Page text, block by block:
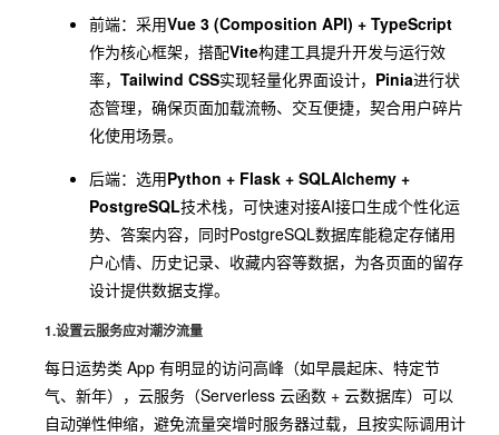
分享社
交
享至微信好友、朋友
圈、群聊；设置分享广
场，用户可分享有共鸣
的签文、答案，无需添
加好友，支持评论、围
增运势PK、好友运势对
比功能，提升互动趣味
性。
时避免社交负
担；通过全站
情绪可视化、
趣味互动玩
续活跃，实现
留存与自然引
流的正向循
环。
我的
案、历史运势记录、偏
好设置、情绪日记本等
功能；情绪日记本支持
用户记录每日心情与运
史数据管理为
核心，让用户
实现自我复
前端：采用Vue 3 (Composition API) + TypeScript
作为核心框架，搭配Vite构建工具提升开发与运行效
率， Tailwind CSS实现轻量化界面设计， Pinia进行状
态管理，确保页面加载流畅、交互便捷，契合用户碎片
化使用场景。
后端：选用Python + Flask + SQLAlchemy +
PostgreSQL技术栈，可快速对接AI接口生成个性化运
势、答案内容，同时PostgreSQL数据库能稳定存储用
户心情、历史记录、收藏内容等数据，为各页面的留存
设计提供数据支撑。
1.设置云服务应对潮汐流量
每日运势类 App 有明显的访问高峰（如早晨起床、特定节
气、新年），云服务（Serverless 云函数 + 云数据库）可以
自动弹性伸缩，避免流量突增时服务器过载，且按实际调用计